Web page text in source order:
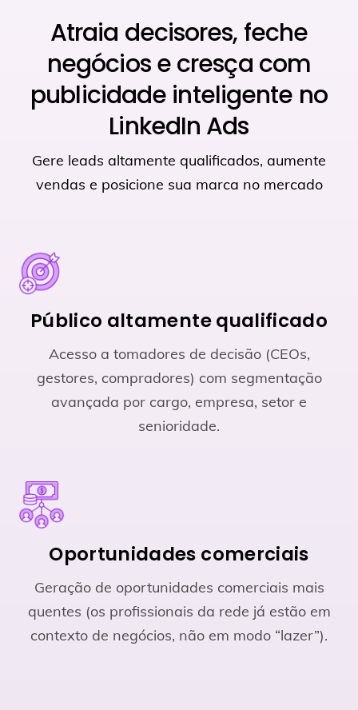
Atraia decisores, feche
negócios e cresça com
publicidade inteligente no
LinkedIn Ads
Gere leads altamente qualificados, aumente
vendas e posicione sua marca no mercado
Público altamente qualificado
Acesso a tomadores de decisão (CEOs,
gestores, compradores) com segmentação
avançada por cargo, empresa, setor e
senioridade.
Oportunidades comerciais
Geração de oportunidades comerciais mais
quentes (os profissionais da rede já estão em
contexto de negócios, não em modo “lazer”).